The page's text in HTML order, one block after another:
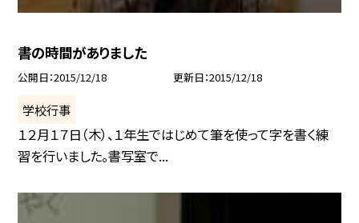
書の時間がありました
公開日 2015/12/18 更新日 2015/12/18
学校行事
１２月１７日（木）、１年生ではじめて筆を使って字を書く練
習を行いました。書写室で...